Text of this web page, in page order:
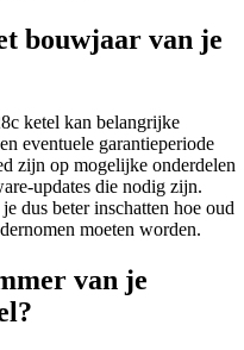
bouwjaar van je
ketel kan belangrijke
eventuele garantieperiode
zijn op mogelijke onderdelen
updates die nodig zijn.
dus beter inschatten hoe oud
moeten worden.
van je